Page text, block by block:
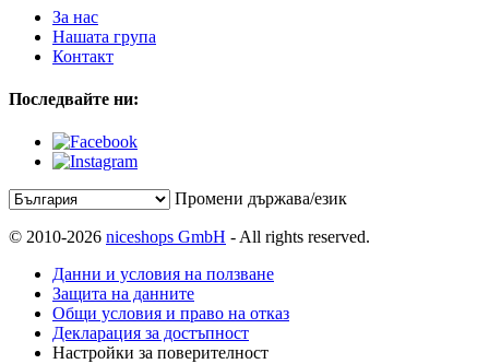
За нас
Нашата група
Контакт
Последвайте ни:
Промени държава/език
© 2010-2026 niceshops GmbH - All rights reserved.
Данни и условия на ползване
Защита на данните
Общи условия и право на отказ
Декларация за достъпност
Настройки за поверителност